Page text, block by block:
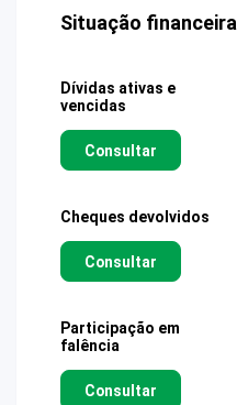
Situação financeira
Dívidas ativas e
vencidas
Consultar
Cheques devolvidos
Consultar
Participação em
falência
Consultar